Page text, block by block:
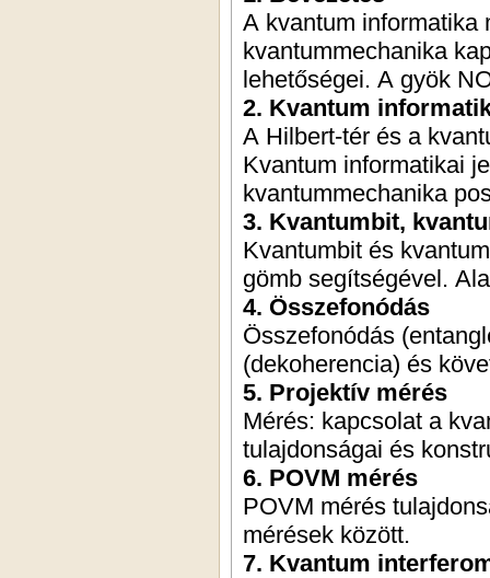
A kvantum informatika
kvantummechanika
lehetőségei. A gyök
2. Kvantum
A Hilbert-tér és a
Kvantum informatikai
kvantummechanika
3. Kvantumbit,
Kvantumbit és
gömb segítségével.
4. Összefonódás
Összefonódás
(dekoherencia) és
5. Projektív mérés
Mérés: kapcsolat a
tulajdonságai és
6. POVM mérés
POVM mérés
mérések között.
7. Kvantum